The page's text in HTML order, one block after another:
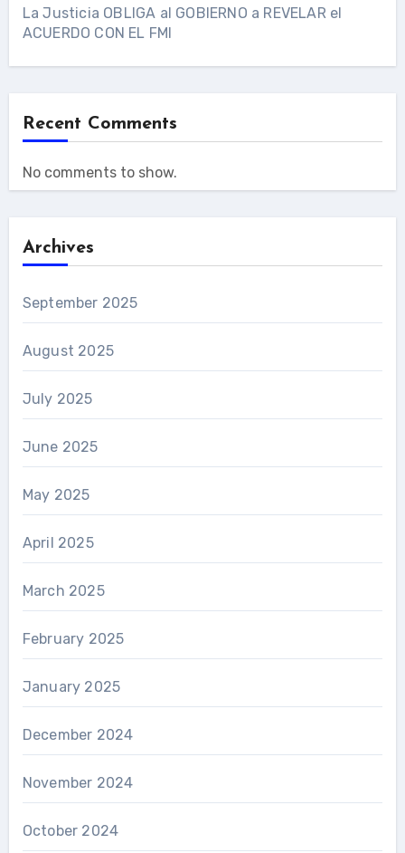
La Justicia OBLIGA al GOBIERNO a REVELAR el
ACUERDO CON EL FMI
Recent Comments
No comments to show.
Archives
September 2025
August 2025
July 2025
June 2025
May 2025
April 2025
March 2025
February 2025
January 2025
December 2024
November 2024
October 2024